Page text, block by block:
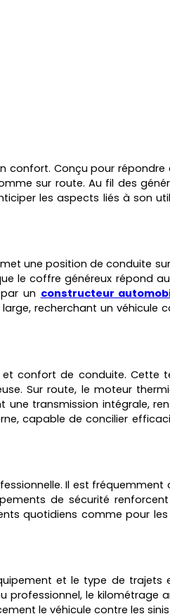
confort. Conçu pour répondre
sur route. Au fil des
les aspects liés à son
une position de conduite
le coffre généreux répond
un constructeur
recherchant un véhicule
et confort de conduite. Cette
Sur route, le moteur
une transmission intégrale,
capable de concilier
Il est fréquemment
de sécurité
quotidiens comme pour
et le type de trajets
professionnel, le kilométrage
le véhicule contre les